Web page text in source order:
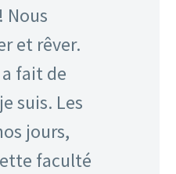
Nous
et rêver.
a fait de
suis. Les
jours,
faculté